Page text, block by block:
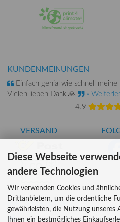
KUNDENMEINUNGEN
Einfach genial wie schnell
Vielen lieben Dank 🙏
»
4.9
VERSAND
INFORMATIONEN
Über uns
Diese Webseite
andere Technologien
Wir verwenden Cookies und
Drittanbietern, um die ordentliche
gewährleisten, die Nutzung unseres
Ihnen ein bestmögliches